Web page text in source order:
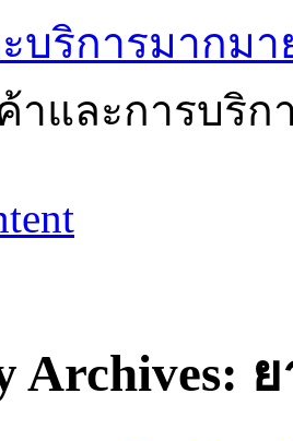
บริการมากมา
าและการบริ
Archives: